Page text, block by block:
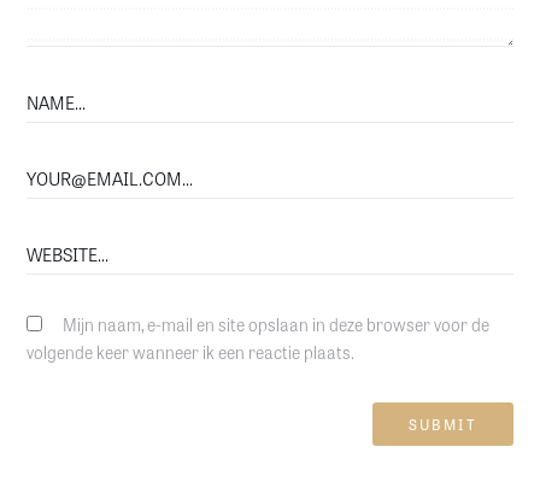
Mijn naam, e-mail en site opslaan in deze browser voor de
volgende keer wanneer ik een reactie plaats.